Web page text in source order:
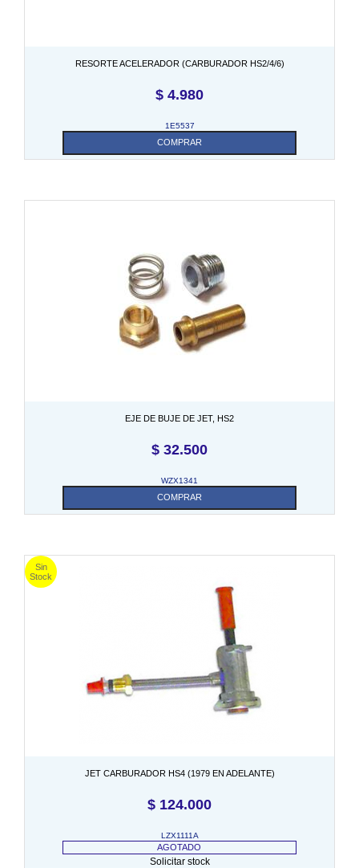
RESORTE ACELERADOR (CARBURADOR HS2/4/6)
$ 4.980
1E5537
COMPRAR
EJE DE BUJE DE JET, HS2
$ 32.500
WZX1341
COMPRAR
JET CARBURADOR HS4 (1979 EN ADELANTE)
$ 124.000
LZX1111A
AGOTADO
Solicitar stock